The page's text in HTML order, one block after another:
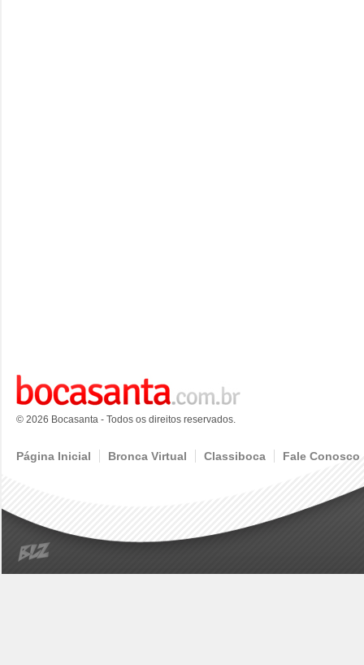
© 2026 Bocasanta - Todos os direitos reservados.
Página Inicial Bronca Virtual Classiboca Fale Conosco